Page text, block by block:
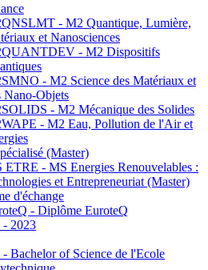
- M2 Quantique, Lumière,
et Nanosciences
- M2 Dispositifs
- M2 Science des Matériaux et
Nano-Objets
- M2 Mécanique des Solides
- M2 Eau, Pollution de l'Air et
(Master)
ETRE - MS Energies Renouvelables :
et Entrepreneuriat (Master)
d'échange
- Diplôme EuroteQ
- 2023
- Bachelor of Science de l'Ecole